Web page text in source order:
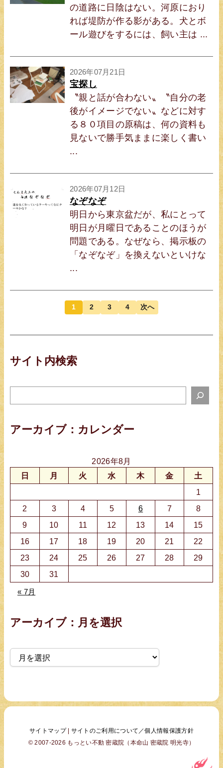
の道路に日陰はない。河原におり
れば堤防が作る影がある。犬とボ
ール遊びをするには、飼い主は ...
2026年07月21日
宝探し
〝親と話が合わない〟〝自分の老
後がイメージでない〟などに対す
る８０項目の原稿は、何の資料も
見ないで勝手気ままに楽しく書い
...
2026年07月12日
なぞなぞ
明日から東京盆だが、私にとって
明日が月曜日であることのほうが
問題である。なぜなら、掲示板の
「なぞなぞ」を換えないといけな
...
1 2 3 4 次へ
サイト内検索
イ
検
アーカイブ：カレンダー
2026年8月
日
月 火 水 木 金
土
1
2
3 4 5 6 7
8
9
10 11 12 13 14
15
16
17 18 19 20 21
22
23
24 25 26 27 28
29
30
31
« 7月
アーカイブ：月を選択
ー
ブ
サイトマップ| サイトのご利用について／個人情報保護方針
© 2007-2026 もっとい不動 密蔵院（本命山 密蔵院 明光寺）